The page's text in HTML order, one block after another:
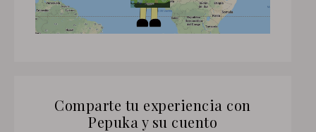
Comparte tu experiencia con
Pepuka y su cuento